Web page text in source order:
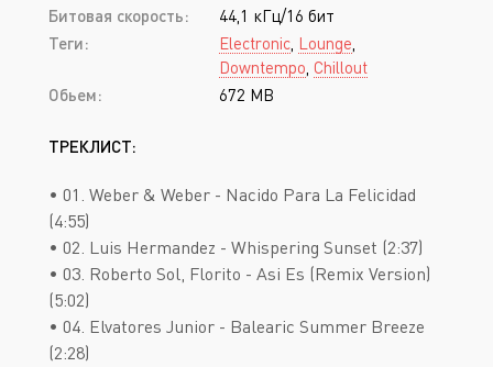
Битовая скорость:
44,1 кГц/16 бит
Теги:
Electronic Lounge
Downtempo Chillout
Обьем:
672 MB
ТРЕКЛИСТ:
• 01. Weber & Weber - Nacido Para La Felicidad
(4:55)
• 02. Luis Hermandez - Whispering Sunset (2:37)
• 03. Roberto Sol, Florito - Asi Es (Remix Version)
(5:02)
• 04. Elvatores Junior - Balearic Summer Breeze
(2:28)